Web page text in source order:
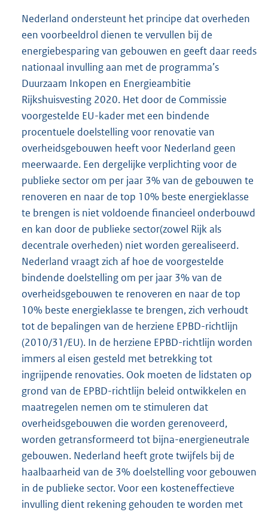
Nederland ondersteunt het principe dat overheden
een voorbeeldrol dienen te vervullen bij de
energiebesparing van gebouwen en geeft daar reeds
nationaal invulling aan met de programma’s
Duurzaam Inkopen en Energieambitie
Rijkshuisvesting 2020. Het door de Commissie
voorgestelde EU-kader met een bindende
procentuele doelstelling voor renovatie van
overheidsgebouwen heeft voor Nederland geen
meerwaarde. Een dergelijke verplichting voor de
publieke sector om per jaar 3% van de gebouwen te
renoveren en naar de top 10% beste energieklasse
te brengen is niet voldoende financieel onderbouwd
en kan door de publieke sector(zowel Rijk als
decentrale overheden) niet worden gerealiseerd.
Nederland vraagt zich af hoe de voorgestelde
bindende doelstelling om per jaar 3% van de
overheidsgebouwen te renoveren en naar de top
10% beste energieklasse te brengen, zich verhoudt
tot de bepalingen van de herziene EPBD-richtlijn
(2010/31/EU). In de herziene EPBD-richtlijn worden
immers al eisen gesteld met betrekking tot
ingrijpende renovaties. Ook moeten de lidstaten op
grond van de EPBD-richtlijn beleid ontwikkelen en
maatregelen nemen om te stimuleren dat
overheidsgebouwen die worden gerenoveerd,
worden getransformeerd tot bijna-energieneutrale
gebouwen. Nederland heeft grote twijfels bij de
haalbaarheid van de 3% doelstelling voor gebouwen
in de publieke sector. Voor een kosteneffectieve
invulling dient rekening gehouden te worden met